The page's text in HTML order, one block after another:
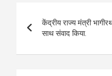
navigation
केंद्रीय राज्य मंत्री
साथ संवाद किया.